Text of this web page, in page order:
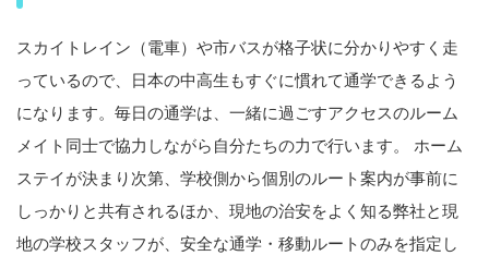
スカイトレイン（電車）や市バスが格子状に分かりやすく走
っているので、日本の中高生もすぐに慣れて通学できるよう
になります。毎日の通学は、一緒に過ごすアクセスのルーム
メイト同士で協力しながら自分たちの力で行います。 ホーム
ステイが決まり次第、学校側から個別のルート案内が事前に
しっかりと共有されるほか、現地の治安をよく知る弊社と現
地の学校スタッフが、安全な通学・移動ルートのみを指定し